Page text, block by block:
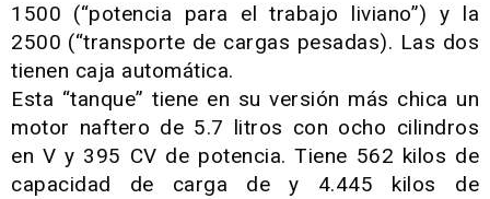
1500 (“potencia para el trabajo liviano”) y la
2500 (“transporte de cargas pesadas). Las dos
tienen caja automática.
Esta “tanque” tiene en su versión más chica un
motor naftero de 5.7 litros con ocho cilindros
en V y 395 CV de potencia. Tiene 562 kilos de
capacidad de carga de y 4.445 kilos de